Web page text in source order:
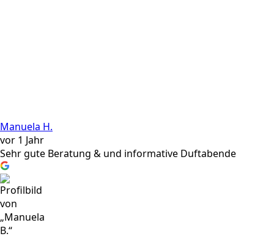
Manuela H.
vor 1 Jahr
Sehr gute Beratung & und informative Duftabende